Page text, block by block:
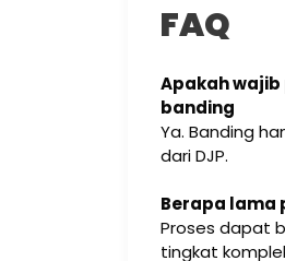
FAQ
Apakah
banding
Ya. Banding
dari DJP.
Berapa lama
Proses dapat
tingkat